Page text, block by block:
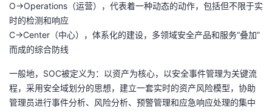
播
活
动
的
关
注
我
的
开
发
我
的
Programs
我
的
O->Operations（运营），代表着一种动态的动作，包括但不限于实
时的检测和响应
C->Center（中心），体系化的建设，多领域安全产品和服务“叠加”
而成的综合防线
一般地，SOC被定义为：以资产为核心，以安全事件管理为关键流
程，采用安全域划分的思想，建立一套实时的资产风险模型，协助
管理员进行事件分析、风险分析、预警管理和应急响应处理的集中